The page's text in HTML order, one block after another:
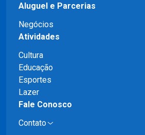
Aluguel e Parcerias
Negócios
Atividades
Cultura
Educação
Esportes
Lazer
Fale Conosco
Contato